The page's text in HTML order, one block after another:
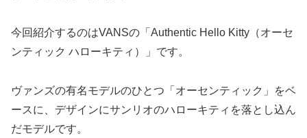
今回紹介するのはVANSの「Authentic Hello Kitty（オーセ
ンティック ハローキティ）」です。
ヴァンズの有名モデルのひとつ「オーセンティック」をベ
ースに、デザインにサンリオのハローキティを落とし込ん
だモデルです。